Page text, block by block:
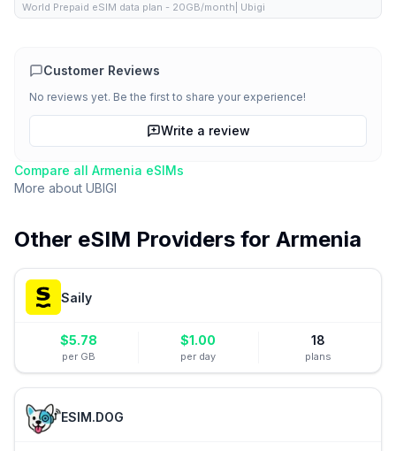
World Prepaid eSIM data plan - 20GB/month| Ubigi
Customer Reviews
No reviews yet. Be the first to share your experience!
Write a review
Compare all Armenia eSIMs
More about UBIGI
Other eSIM Providers for Armenia
Saily
$5.78
per GB
$1.00
per day
18
plans
ESIM.DOG